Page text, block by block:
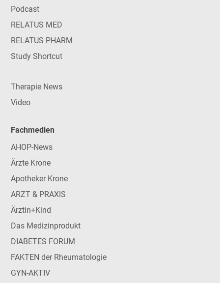
Podcast
RELATUS MED
RELATUS PHARM
Study Shortcut
Therapie News
Video
Fachmedien
AHOP-News
Ärzte Krone
Apotheker Krone
ARZT & PRAXIS
Ärztin+Kind
Das Medizinprodukt
DIABETES FORUM
FAKTEN der Rheumatologie
GYN-AKTIV